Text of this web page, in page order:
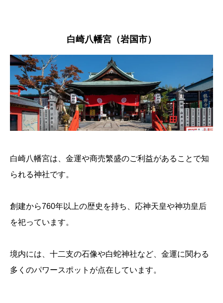
白崎八幡宮（岩国市）
白崎八幡宮は、金運や商売繁盛のご利益があることで知
られる神社です。
創建から760年以上の歴史を持ち、応神天皇や神功皇后
を祀っています。
境内には、十二支の石像や白蛇神社など、金運に関わる
多くのパワースポットが点在しています。